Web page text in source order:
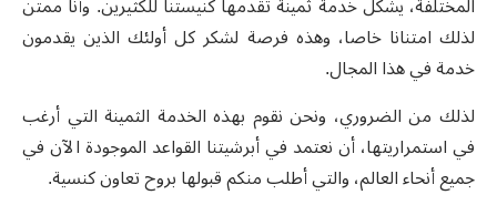
لذلك امتنانا خاصا، وهذه فرصة لشكر كل أولئك الذين يقدمون
خدمة في هذا المجال.
لذلك من الضروري، ونحن نقوم بهذه الخدمة الثمينة التي أرغب
في استمراريتها، أن نعتمد في أبرشيتنا القواعد الموجودة الآن في
جميع أنحاء العالم، والتي أطلب منكم قبولها بروح تعاون كنسية.